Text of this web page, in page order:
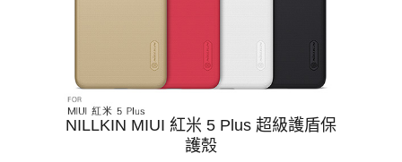
NILLKIN MIUI 紅米 5 Plus 超級護盾保
護殼